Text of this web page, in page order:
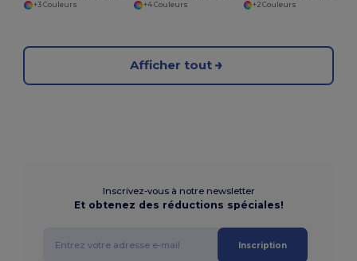
+3 Couleurs
+4 Couleurs
+2 Couleurs
Afficher tout
Inscrivez-vous à notre newsletter
Et obtenez des réductions spéciales!
Inscription